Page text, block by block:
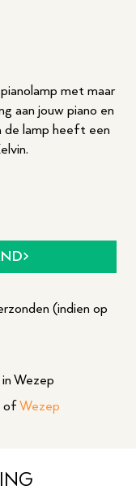
met maar
aan jouw piano en
de lamp heeft een
(indien op
in Wezep
of Wezep